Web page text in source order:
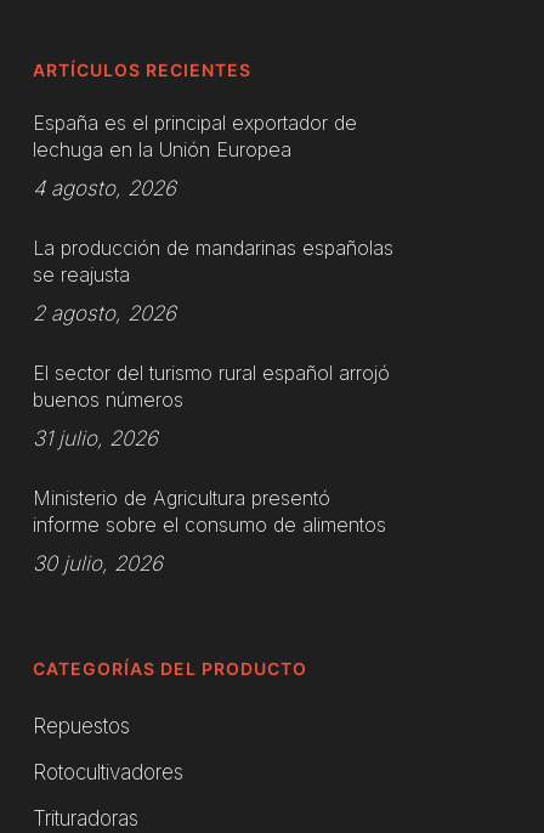
ARTÍCULOS RECIENTES
España es el principal exportador de
lechuga en la Unión Europea
4 agosto, 2026
La producción de mandarinas españolas
se reajusta
2 agosto, 2026
El sector del turismo rural español arrojó
buenos números
31 julio, 2026
Ministerio de Agricultura presentó
informe sobre el consumo de alimentos
30 julio, 2026
CATEGORÍAS DEL PRODUCTO
Repuestos
Rotocultivadores
Trituradoras